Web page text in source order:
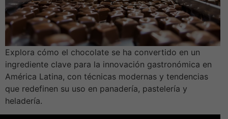
Explora cómo el chocolate se ha convertido en un
ingrediente clave para la innovación gastronómica en
América Latina, con técnicas modernas y tendencias
que redefinen su uso en panadería, pastelería y
heladería.